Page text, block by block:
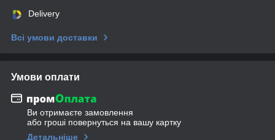
Delivery
Всі умови доставки
Умови оплати
Ви отримаєте замовлення
або гроші повернуться на вашу картку
Детальніше